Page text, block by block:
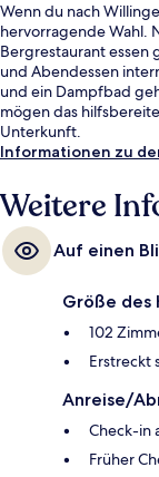
Wenn du nach
hervorragende Wahl.
Bergrestaurant essen
und Abendessen
und ein Dampfbad
mögen das
Unterkunft.
Informationen zu
Weitere
Auf einen
Größe des
102
Erstreckt
Anreise/
Check-in
Früher